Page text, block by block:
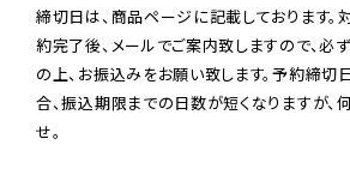
締切日は、商品ページに記載しております
約完了後、メールでご案内致しますので、必
の上、お振込みをお願い致します。予約締
合、振込期限までの日数が短くなりますが、
せ。